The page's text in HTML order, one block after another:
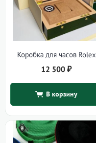
Коробка для часов Rolex
12 500 ₽
В корзину